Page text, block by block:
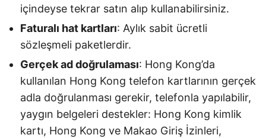
içindeyse tekrar satın alıp kullanabilirsiniz.
Faturalı hat kartları: Aylık sabit ücretli
sözleşmeli paketlerdir.
Gerçek ad doğrulaması: Hong Kong’da
kullanılan Hong Kong telefon kartlarının gerçek
adla doğrulanması gerekir, telefonla yapılabilir,
yaygın belgeleri destekler: Hong Kong kimlik
kartı, Hong Kong ve Makao Giriş İzinleri,